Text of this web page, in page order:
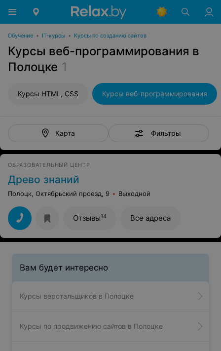
Обучение • IT-курсы • Курсы по созданию сайтов
Курсы веб-программирования в
Полоцке 1
Курсы HTML, CSS Курсы веб-программирования
Карта Фильтры
ОБРАЗОВАТЕЛЬНЫЙ ЦЕНТР
Древо знаний
Полоцк, Октябрьский проезд, 9 Выходной
Отзывы14 Все адреса
Вам будет интересно
Курсы верстальщиков в Полоцке
Курсы по продвижению сайтов в Полоцке